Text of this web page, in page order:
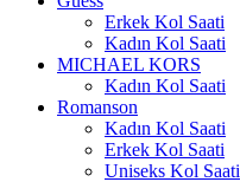
Erkek Kol Saati
Kadın Kol Saati
MICHAEL KORS
Kadın Kol Saati
Romanson
Kadın Kol Saati
Erkek Kol Saati
Uniseks Kol Saati